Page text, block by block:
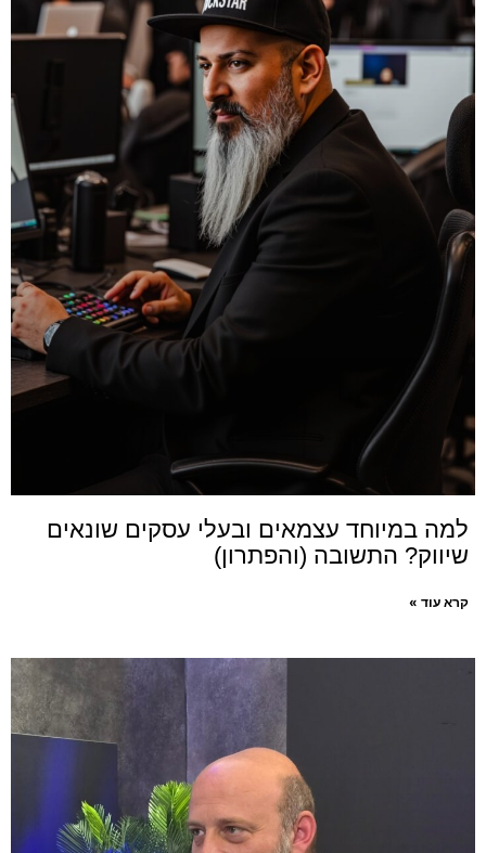
למה במיוחד עצמאים ובעלי עסקים שונאים
שיווק? התשובה (והפתרון)
קרא עוד »